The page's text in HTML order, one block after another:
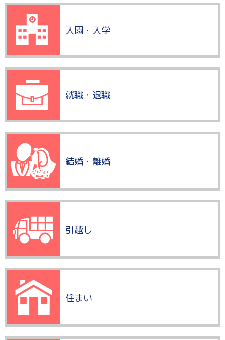
入園・入学
就職・退職
結婚・離婚
引越し
住まい